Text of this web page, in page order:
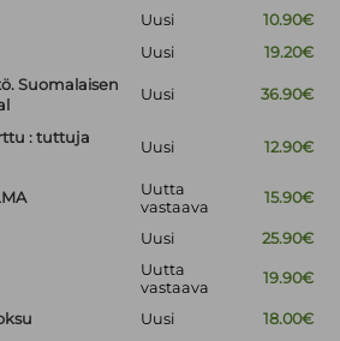
Uusi
10.90€
Uusi
19.20€
Suomalaisen
Uusi 36.90€
: tuttuja
Uusi 12.90€
Uutta
vastaava
15.90€
Uusi 25.90€
Uutta
vastaava
19.90€
Uusi
18.00€